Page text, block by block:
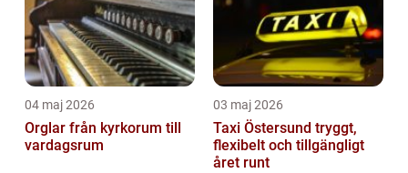
04 maj 2026
Orglar från kyrkorum till
vardagsrum
03 maj 2026
Taxi Östersund tryggt,
flexibelt och tillgängligt
året runt